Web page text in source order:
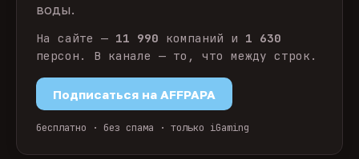
воды.
На сайте — 11 990 компаний и 1 630
персон. В канале — то, что между строк.
Подписаться на AFFPAPA
бесплатно · без спама · только iGaming